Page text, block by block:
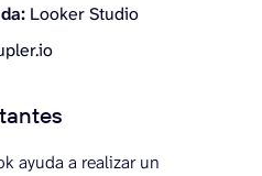
Looker Studio
ayuda a realizar un